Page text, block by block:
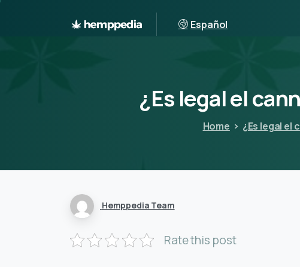
Español
¿Es legalel
Home ¿Es legal el
Hemppedia Team
Rate this post